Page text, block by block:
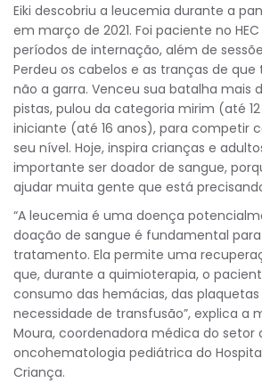
Eiki descobriu a leucemia durante a
em março de 2021. Foi paciente no
períodos de internação, além de
Perdeu os cabelos e as tranças de
não a garra. Venceu sua batalha mais
pistas, pulou da categoria mirim (até
iniciante (até 16 anos), para competir
seu nível. Hoje, inspira crianças e
importante ser doador de sangue,
ajudar muita gente que está
“A leucemia é uma doença
doação de sangue é fundamental para
tratamento. Ela permite uma
que, durante a quimioterapia, o
consumo das hemácias, das
necessidade de transfusão”, explica a
Moura, coordenadora médica do setor
oncohematologia pediátrica do
Criança.